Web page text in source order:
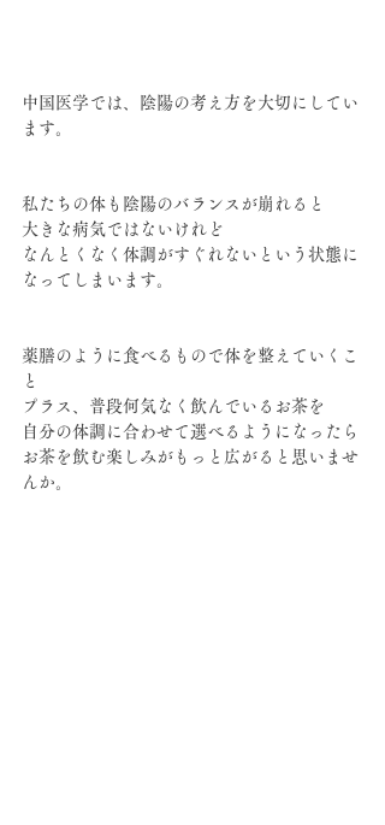
中国医学では、陰陽の考え方を大切にしてい
ます。
私たちの体も陰陽のバランスが崩れると
大きな病気ではないけれど
なんとくなく体調がすぐれないという状態に
なってしまいます。
薬膳のように食べるもので体を整えていくこ
と
プラス、普段何気なく飲んでいるお茶を
自分の体調に合わせて選べるようになったら
お茶を飲む楽しみがもっと広がると思いませ
んか。